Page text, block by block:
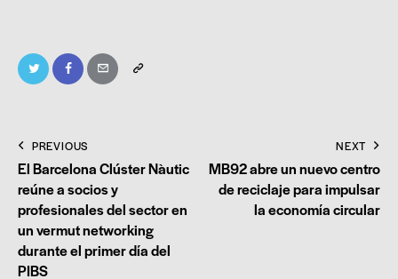
PREVIOUS
El Barcelona Clúster Nàutic
reúne a socios y
profesionales del sector en
un vermut networking
durante el primer día del
PIBS
NEXT
MB92 abre un nuevo centro
de reciclaje para impulsar
la economía circular